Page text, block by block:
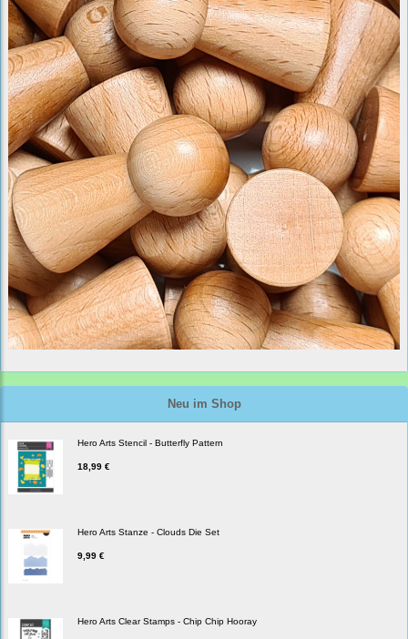
Neu im Shop
Hero Arts Stencil - Butterfly Pattern
18,99 €
Hero Arts Stanze - Clouds Die Set
9,99 €
Hero Arts Clear Stamps - Chip Chip Hooray